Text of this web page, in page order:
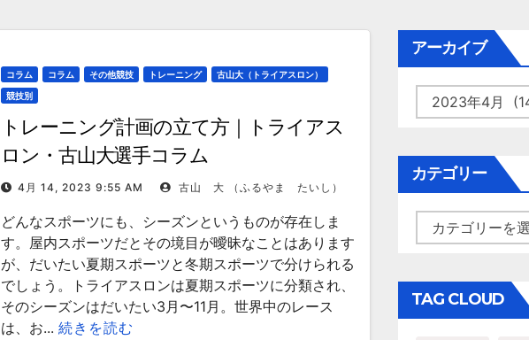
コラム コラム その他競技 トレーニング
古山大（トライアスロン）
競技別
トレーニング計画の立て方｜トライアス
ロン・古山大選手コラム
4月 14, 2023 9:55 AM 古山 大 （ふるやま たいし）
どんなスポーツにも、シーズンというものが存在しま
す。屋内スポーツだとその境目が曖昧なことはあります
が、だいたい夏期スポーツと冬期スポーツで分けられる
でしょう。トライアスロンは夏期スポーツに分類され、
そのシーズンはだいたい3月〜11月。世界中のレース
は、お... 続きを読む
アーカイブ
ー
イ
ブ
カテゴリー
テ
リ
ー
TAG CLOUD